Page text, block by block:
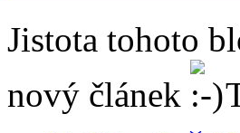
Jistota tohoto
nový článek